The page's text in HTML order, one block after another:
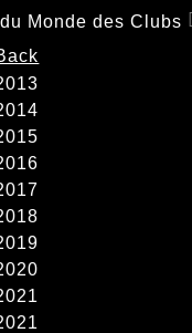
Monde des Clubs